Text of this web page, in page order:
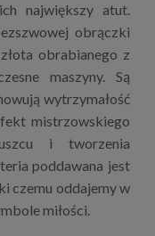
największy atut.
obrączki
obrabianego z
maszyny. Są
wytrzymałość
mistrzowskiego
i tworzenia
poddawana jest
czemu oddajemy w
miłości.